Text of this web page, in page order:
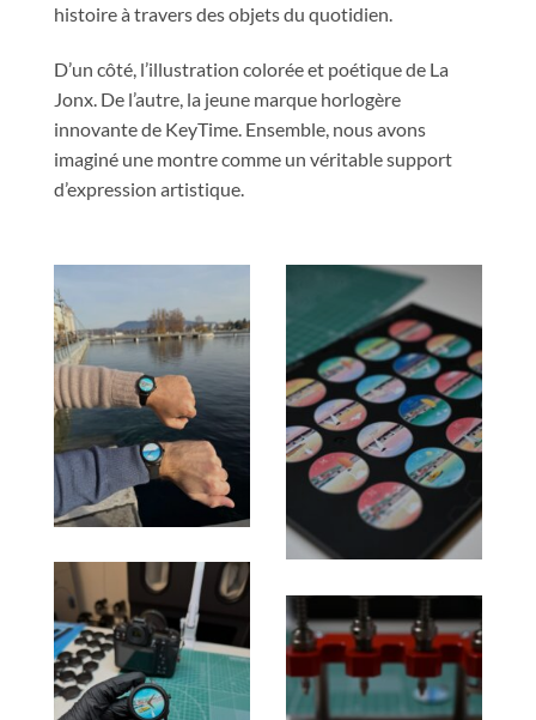
histoire à travers des objets du quotidien.
D’un côté, l’illustration colorée et poétique de La
Jonx. De l’autre, la jeune marque horlogère
innovante de KeyTime. Ensemble, nous avons
imaginé une montre comme un véritable support
d’expression artistique.